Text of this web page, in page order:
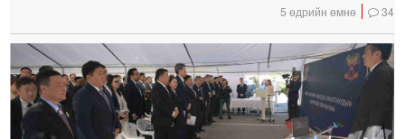
5 өдрийн өмнө 34